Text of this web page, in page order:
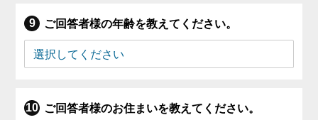
ご回答者様の年齢を教えてください。
ご回答者様のお住まいを教えてください。